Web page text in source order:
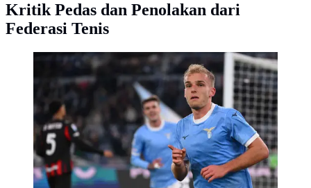
Kritik Pedas dan Penolakan dari
Federasi Tenis